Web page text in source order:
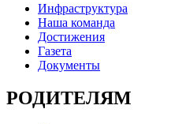
Инфраструктура
Наша команда
Достижения
Газета
Документы
РОДИТЕЛЯМ